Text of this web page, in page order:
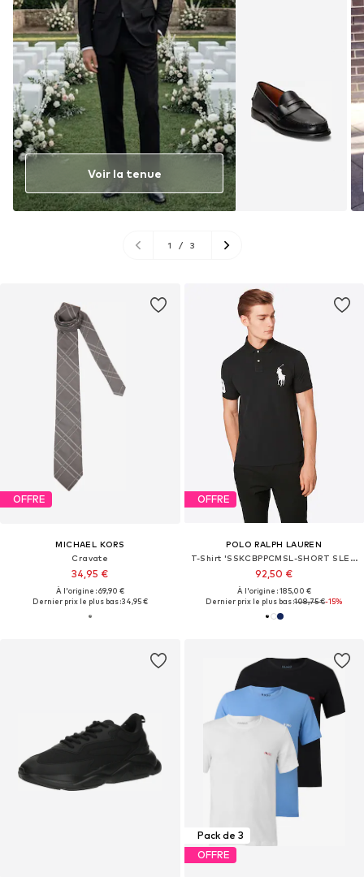
Voir la tenue
1 / 3
OFFRE
MICHAEL KORS
Cravate
34,95 €
À l'origine : 69,90 €
Dernier prix le plus bas :34,95 €
OFFRE
POLO RALPH LAUREN
T-Shirt 'SSKCBPPCMSL-SHORT SLEEVE-KNIT'
92,50 €
À l'origine : 185,00 €
Dernier prix le plus bas :108,75 €-15%
Pack de 3
OFFRE